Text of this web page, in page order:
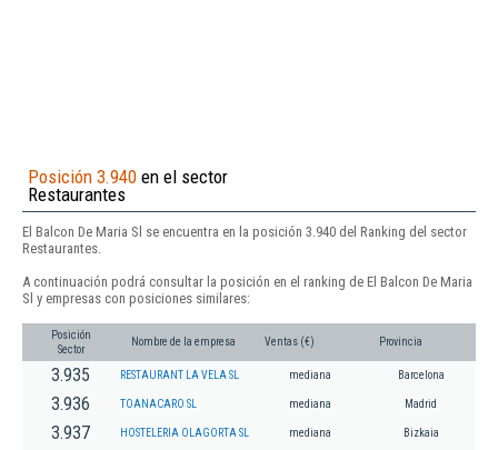
Posición 3.940 en el sector
Restaurantes
El Balcon De Maria Sl se encuentra en la posición 3.940 del Ranking del sector
Restaurantes.
A continuación podrá consultar la posición en el ranking de El Balcon De Maria
Sl y empresas con posiciones similares:
Posición
Sector
Nombre de la empresa Ventas (€) Provincia
3.935 RESTAURANT LA VELA SL mediana Barcelona
3.936 TOANACARO SL mediana Madrid
3.937 HOSTELERIA OLAGORTA SL mediana Bizkaia